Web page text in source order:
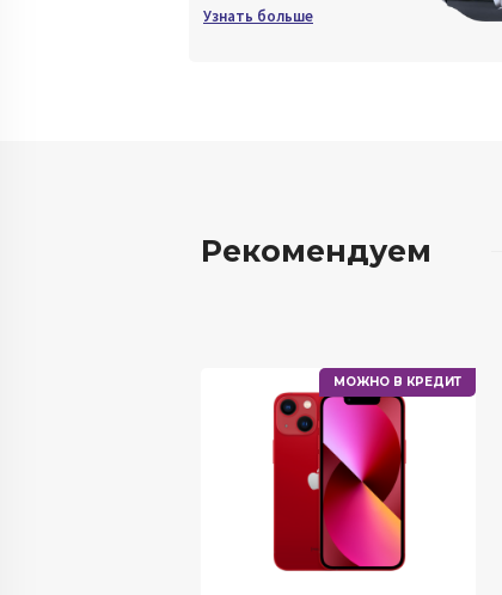
Узнать больше
Рекомендуем
МОЖНО В КРЕДИТ